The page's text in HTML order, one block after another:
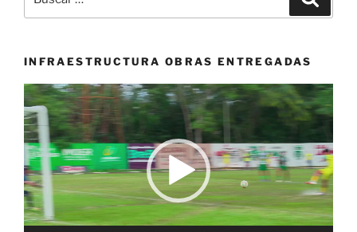
de
modernización
parque
La
Isleta
en
Cartago»
por:
INFRAESTRUCTURA OBRAS ENTREGADAS
Reproductor
de
vídeo